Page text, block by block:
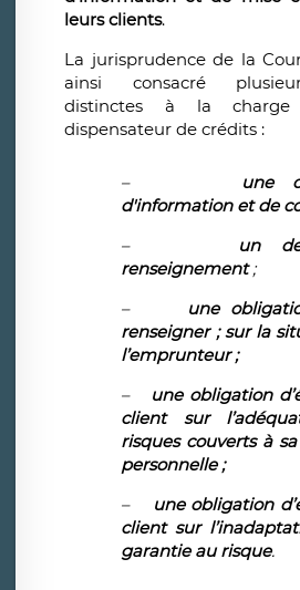
leurs clients.
La jurisprudence de la
ainsi consacré
distinctes à la
dispensateur de crédits :
–
une
d'information et de
–
un
renseignement;
–
une
renseigner ; sur la
l’emprunteur ;
–
une obligation
client sur
risques couverts à
personnelle ;
– une obligation
client sur
garantie au risque.